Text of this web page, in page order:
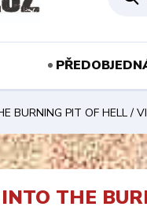
BURNING PIT OF HELL /
THE